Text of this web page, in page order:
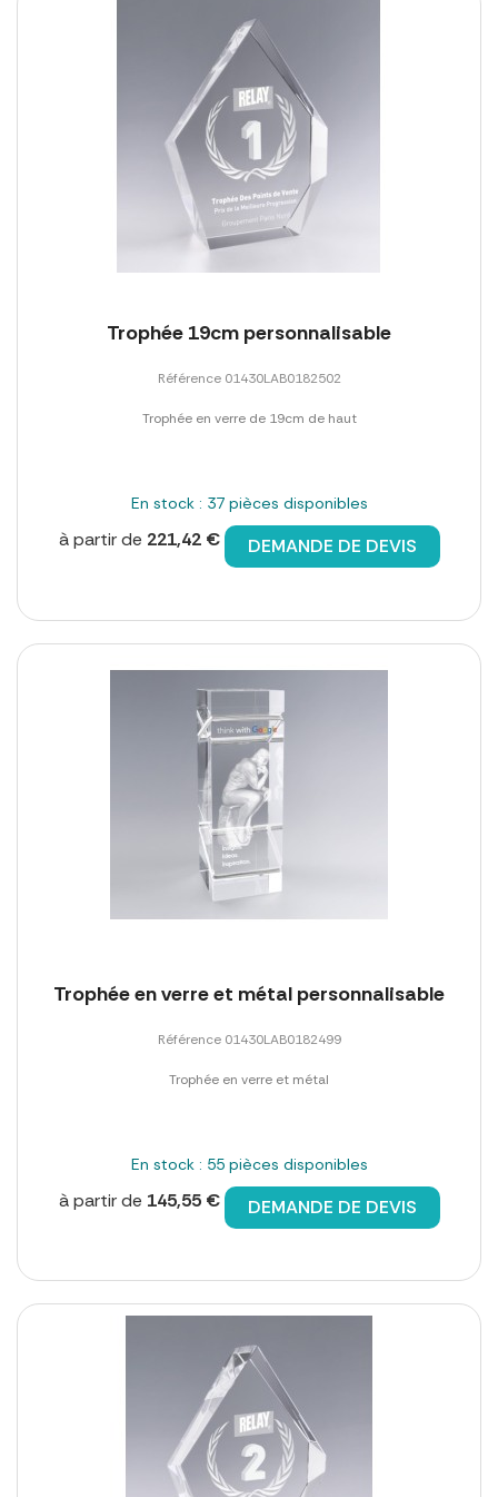
Trophée 19cm personnalisable
Référence 01430LAB0182502
Trophée en verre de 19cm de haut
En stock : 37 pièces disponibles
à partir de 221,42 € DEMANDE DE DEVIS
Trophée en verre et métal personnalisable
Référence 01430LAB0182499
Trophée en verre et métal
En stock : 55 pièces disponibles
à partir de 145,55 € DEMANDE DE DEVIS